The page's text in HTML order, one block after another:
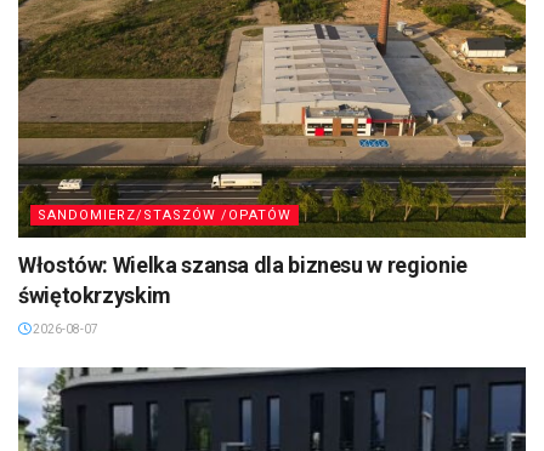
SANDOMIERZ/STASZÓW /OPATÓW
Włostów: Wielka szansa dla biznesu w regionie
świętokrzyskim
2026-08-07